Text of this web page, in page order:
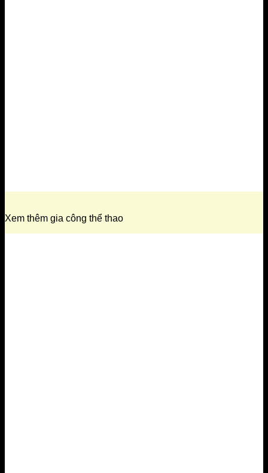
Xem thêm gia công thể thao